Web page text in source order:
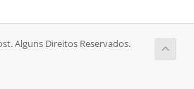
Alguns Direitos Reservados.